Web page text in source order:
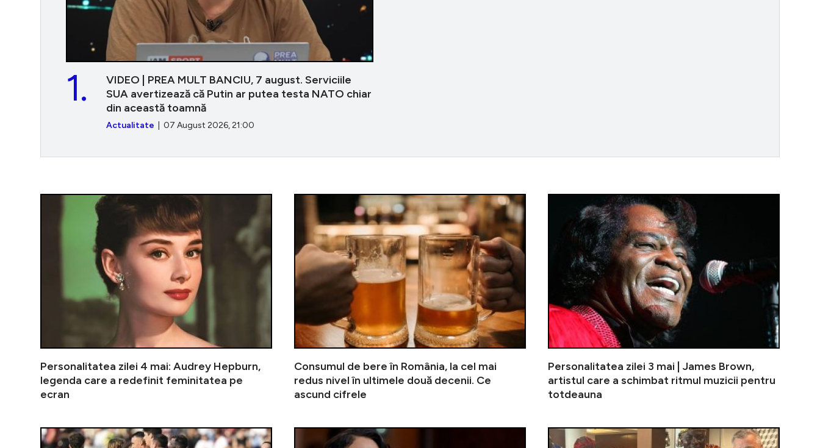
VIDEO | PREA MULT BANCIU, 7 august. Serviciile
SUA avertizează că Putin ar putea testa NATO chiar
din această toamnă
Actualitate | 07 August 2026, 21:00
1.
Personalitatea zilei 4 mai: Audrey Hepburn,
legenda care a redefinit feminitatea pe
ecran
Personalitatea zilei 4 mai: Audrey Hepburn, legenda care a
Consumul de bere în România, la cel mai
redus nivel în ultimele două decenii. Ce
ascund cifrele
Personalitatea zilei 3 mai | James Brown,
artistul care a schimbat ritmul muzicii pentru
totdeauna
Surpriză: CFR Cluj și-a ales noul antrenor! Negocierile sunt
Cine e